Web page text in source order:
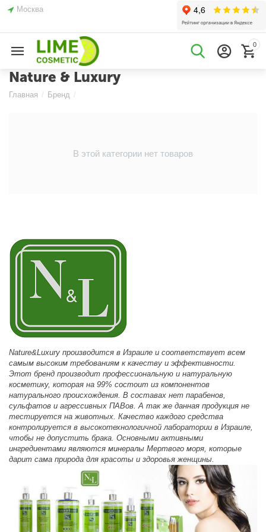
Москва
0
Nature & Luxury
Главная / Бренд /
Nature&Luxury производится в Израиле и соответствует всем
самым высоким требованиям к качеству и эффективности.
Этот бренд производит профессиональную и натуральную
косметику, которая на 99% состоит из компонентов
натурального происхождения. В составах нет парабенов,
сульфатов и агрессивных ПАВов. А так же данная продукция не
тестируется на животных. Качество каждого средства
контролируется в высокотехнологичной лаборатории в Израиле,
чтобы не допустить брака. Основными активными
ингредиентами являются минералы Мертвого моря, которые
дарит сама природа для красоты и здоровья женщины.
В этой категории нет товаров